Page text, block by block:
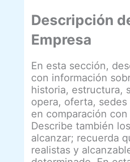
Descripción
Empresa
En esta sección,
con información
historia, estructura,
opera, oferta,
en comparación
Describe también
alcanzar; recuerda
realistas y